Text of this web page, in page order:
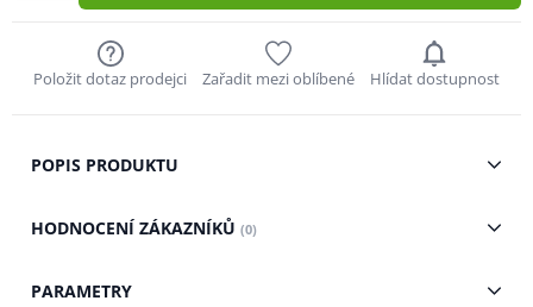
Položit dotaz prodejci Zařadit mezi oblíbené Hlídat dostupnost
POPIS PRODUKTU
HODNOCENÍ ZÁKAZNÍKŮ (0)
PARAMETRY